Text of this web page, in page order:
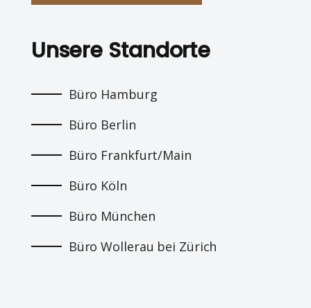
Unsere Standorte
Büro Hamburg
Büro Berlin
Büro Frankfurt/Main
Büro Köln
Büro München
Büro Wollerau bei Zürich